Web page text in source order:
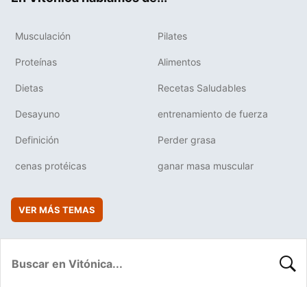
Musculación Pilates
Proteínas Alimentos
Dietas Recetas Saludables
Desayuno entrenamiento de fuerza
Definición Perder grasa
cenas protéicas ganar masa muscular
VER MÁS TEMAS